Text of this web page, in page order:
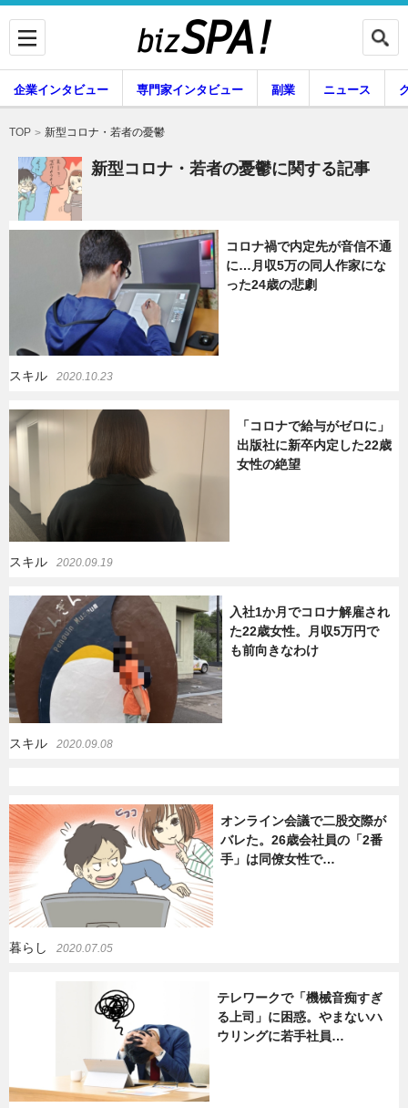
企業インタビュー
副業
グルメ
暮らし エンタメ
連載一覧
企業インタビュー 専門家インタビュー 副業 ニュース
暮らし エンタメ
TOP 新型コロナ・若者の憂鬱
新型コロナ・若者の憂鬱に関する記事
コロナ禍で内定先が音信不通
に…月収5万の同人作家にな
った24歳の悲劇
スキル 2020.10.23
「コロナで給与がゼロに」
出版社に新卒内定した22歳
女性の絶望
スキル 2020.09.19
入社1か月でコロナ解雇され
た22歳女性。月収5万円で
も前向きなわけ
スキル 2020.09.08
オンライン会議で二股交際が
バレた。26歳会社員の「2番
手」は同僚女性で…
暮らし 2020.07.05
テレワークで「機械音痴すぎ
る上司」に困惑。やまないハ
ウリングに若手社員…